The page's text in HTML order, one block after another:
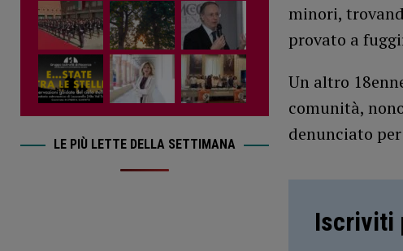
minori,
provato a
Un altro
comunità,
denunciato
Iscriviti
LE PIÙ LETTE DELLA SETTIMANA